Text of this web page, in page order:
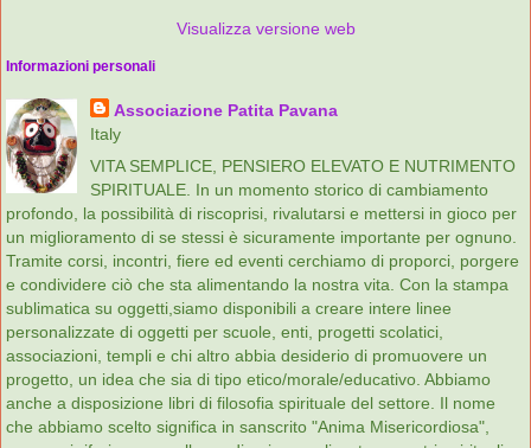
Visualizza versione web
Informazioni personali
Associazione Patita Pavana
Italy
VITA SEMPLICE, PENSIERO ELEVATO E NUTRIMENTO
SPIRITUALE. In un momento storico di cambiamento
profondo, la possibilità di riscoprisi, rivalutarsi e mettersi in gioco per
un miglioramento di se stessi è sicuramente importante per ognuno.
Tramite corsi, incontri, fiere ed eventi cerchiamo di proporci, porgere
e condividere ciò che sta alimentando la nostra vita. Con la stampa
sublimatica su oggetti,siamo disponibili a creare intere linee
personalizzate di oggetti per scuole, enti, progetti scolatici,
associazioni, templi e chi altro abbia desiderio di promuovere un
progetto, un idea che sia di tipo etico/morale/educativo. Abbiamo
anche a disposizione libri di filosofia spirituale del settore. Il nome
che abbiamo scelto significa in sanscrito "Anima Misericordiosa",